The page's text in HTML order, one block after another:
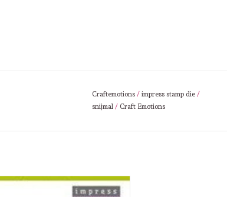
Craftemotions / impress stamp die /
snijmal / Craft Emotions
Craftemotions Impress stamp dies.